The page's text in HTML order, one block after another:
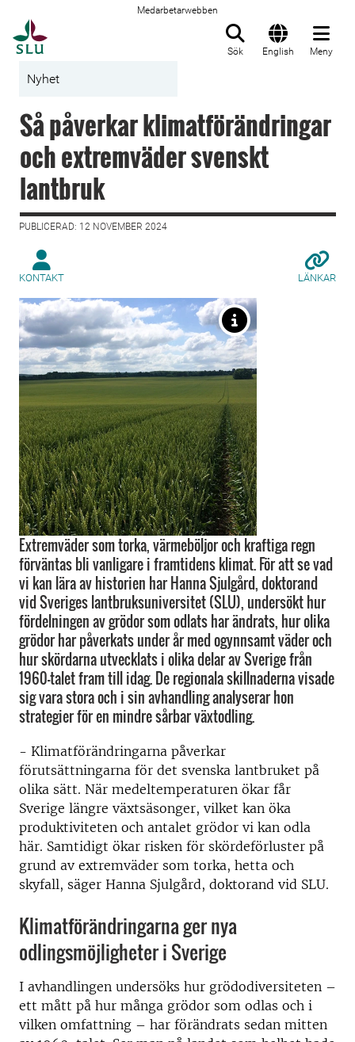
Medarbetarwebben
Sök English Meny
Nyhet
Så påverkar klimatförändringar
och extremväder svenskt
lantbruk
PUBLICERAD: 12 NOVEMBER 2024
KONTAKT LÄNKAR
Extremväder som torka, värmeböljor och kraftiga regn
förväntas bli vanligare i framtidens klimat. För att se vad
vi kan lära av historien har Hanna Sjulgård, doktorand
vid Sveriges lantbruksuniversitet (SLU), undersökt hur
fördelningen av grödor som odlats har ändrats, hur olika
grödor har påverkats under år med ogynnsamt väder och
hur skördarna utvecklats i olika delar av Sverige från
1960-talet fram till idag. De regionala skillnaderna visade
sig vara stora och i sin avhandling analyserar hon
strategier för en mindre sårbar växtodling.
- Klimatförändringarna påverkar
förutsättningarna för det svenska lantbruket på
olika sätt. När medeltemperaturen ökar får
Sverige längre växtsäsonger, vilket kan öka
produktiviteten och antalet grödor vi kan odla
här. Samtidigt ökar risken för skördeförluster på
grund av extremväder som torka, hetta och
skyfall, säger Hanna Sjulgård, doktorand vid SLU.
Klimatförändringarna ger nya
odlingsmöjligheter i Sverige
I avhandlingen undersöks hur grödodiversiteten –
ett mått på hur många grödor som odlas och i
vilken omfattning – har förändrats sedan mitten